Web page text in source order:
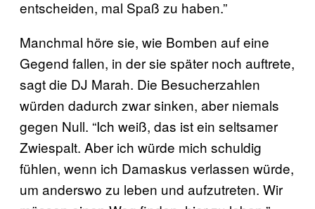
entscheiden, mal Spaß zu haben.”
Manchmal höre sie, wie Bomben auf eine
Gegend fallen, in der sie später noch auftrete,
sagt die DJ Marah. Die Besucherzahlen
würden dadurch zwar sinken, aber niemals
gegen Null. “Ich weiß, das ist ein seltsamer
Zwiespalt. Aber ich würde mich schuldig
fühlen, wenn ich Damaskus verlassen würde,
um anderswo zu leben und aufzutreten. Wir